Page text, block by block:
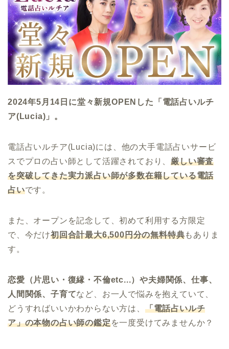
2024年5月14日に堂々新規OPENした「電話占いルチ
ア(Lucia)」。
電話占いルチア(Lucia)には、他の大手電話占いサービ
スでプロの占い師として活躍されており、厳しい審査
を突破してきた実力派占い師が多数在籍している電話
占いです。
また、オープンを記念して、初めて利用する方限定
で、今だけ初回合計最大6,500円分の無料特典もありま
す。
恋愛（片思い・復縁・不倫etc...）や夫婦関係、仕事、
人間関係、子育てなど、お一人で悩みを抱えていて、
どうすればいいかわからない方は、 「電話占いルチ
ア」の本物の占い師の鑑定を一度受けてみませんか？